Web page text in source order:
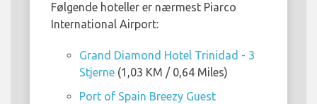
Følgende hoteller er nærmest Piarco
International Airport:
Grand Diamond Hotel Trinidad - 3
Stjerne (1,03 KM / 0,64 Miles)
Port of Spain Breezy Guest